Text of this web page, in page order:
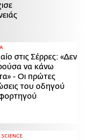
στις Σέρρες: «Δεν
να κάνω
- Οι πρώτες
του οδηγού
SCIENCE